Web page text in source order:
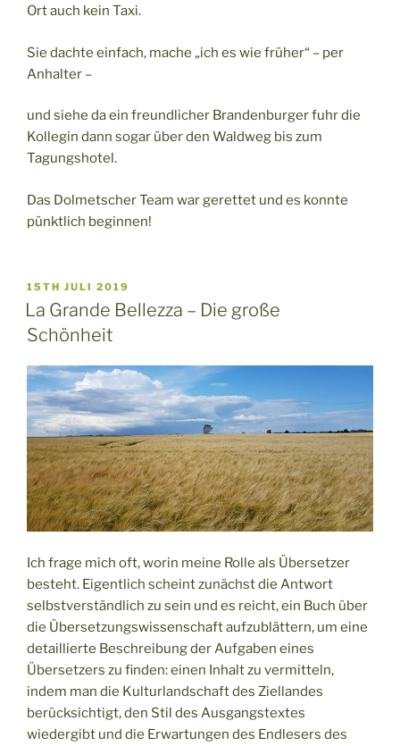
Ort auch kein Taxi.
Sie dachte einfach, mache „ich es wie früher“ – per
Anhalter –
und siehe da ein freundlicher Brandenburger fuhr die
Kollegin dann sogar über den Waldweg bis zum
Tagungshotel.
Das Dolmetscher Team war gerettet und es konnte
pünktlich beginnen!
VERÖFFENTLICHT
AM
15TH JULI 2019
La Grande Bellezza – Die große
Schönheit
Ich frage mich oft, worin meine Rolle als Übersetzer
besteht. Eigentlich scheint zunächst die Antwort
selbstverständlich zu sein und es reicht, ein Buch über
die Übersetzungswissenschaft aufzublättern, um eine
detaillierte Beschreibung der Aufgaben eines
Übersetzers zu finden: einen Inhalt zu vermitteln,
indem man die Kulturlandschaft des Ziellandes
berücksichtigt, den Stil des Ausgangstextes
wiedergibt und die Erwartungen des Endlesers des